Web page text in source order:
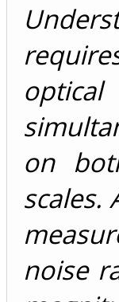
on
scales.
noise